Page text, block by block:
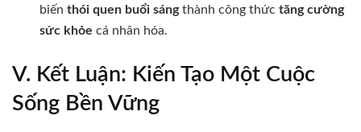
biếnthói quen buổi sángthành công thứctăng cường
sức khỏe cá nhân hóa.
V. Kết Luận: Kiến Tạo Một Cuộc
Sống Bền Vững